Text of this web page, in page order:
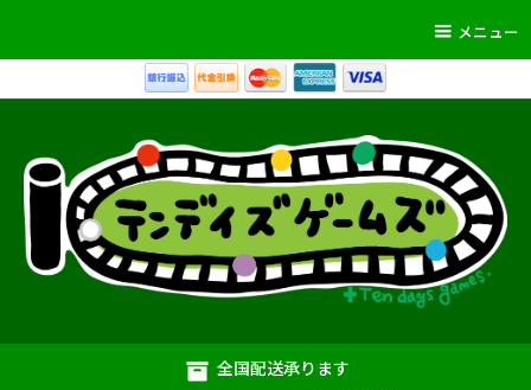
メニュー
全国配送承ります